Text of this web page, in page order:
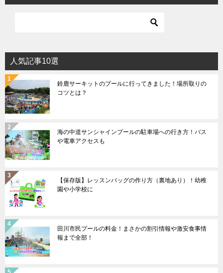
人気記事10選
鈴鹿サーキットのプールに行ってきました！場所取りの
コツとは？
海の中道サンシャインプールの駐車場への行き方！バス
や電車アクセスも
【保存版】レッスンバッグの作り方（裏地あり）！幼稚
園や小学校に
田川市民プールの料金！まさかの割引情報や激安食事情
報まで全部！